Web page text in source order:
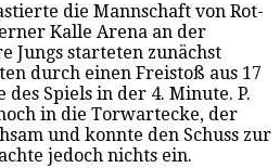
die Mannschaft von Rot-
Kalle Arena an der
Jungs starteten zunächst
durch einen Freistoß aus 17
Spiels in der 4. Minute. P.
in die Torwartecke, der
und konnte den Schuss zur
jedoch nichts ein.